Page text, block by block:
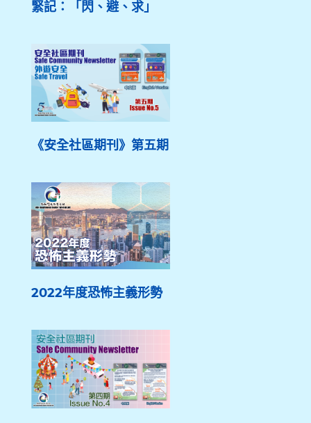
緊記：「閃、避、求」
《安全社區期刊》第五期
2022年度恐怖主義形勢